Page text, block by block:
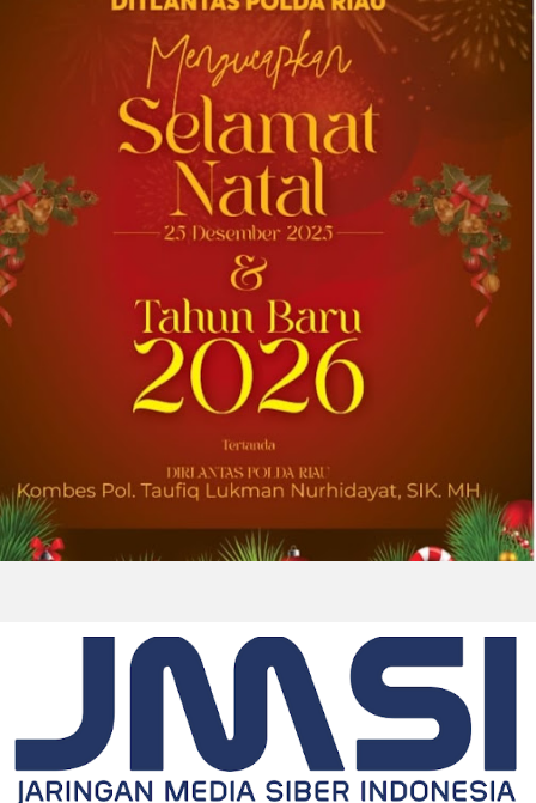
Univar Solutions Mengakuisisi H.M.
Royal, Memperluas Jangkauan di Pasar
Bahan Aditif untuk Karet, Plastik, dan
Perekat di Amerika Serikat
Memperkuat layanan dan rantai pasok di
pasar-pasar utama AS dengan memadukan
satu abad keahlian teknis dan hubungan
pelanggan yang dilandasi kepercayaan
DOWNERS GROVE, Illinois, Aug. 04, 2026 ...
2026-08-01 00:27:35| Source:
Univar Solutions Mengapresiasi Mitra
Awards Tahunan
DOWNERS GROVE, Illinois, Aug. 01, 2026
(GLOBE NEWSWIRE) -- Univar Solutions LLC
(“Univar Solutions” atau “Perusahaan”),
penyedia solusi global terkemuka bagi